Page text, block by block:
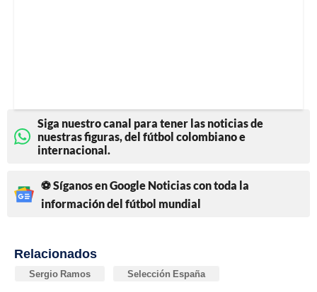
Siga nuestro canal para tener las noticias de
nuestras figuras, del fútbol colombiano e
internacional.
⚽ Síganos en Google Noticias con toda la
información del fútbol mundial
Relacionados
Sergio Ramos Selección España